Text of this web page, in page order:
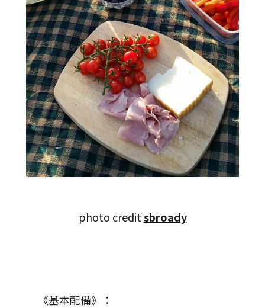
photo creditsbroady
《基本配備》：